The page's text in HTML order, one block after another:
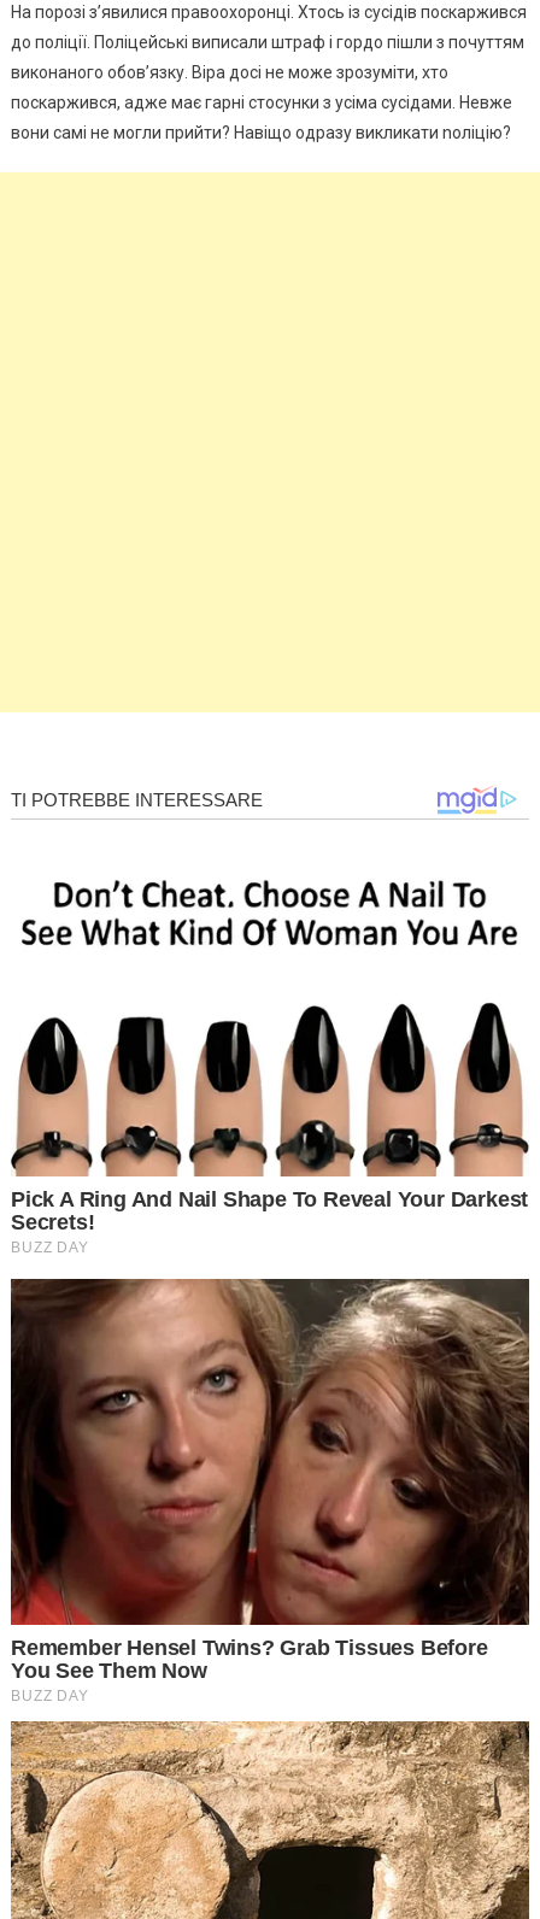
На порозі з’явилися правоохоронці. Хтось із сусідів поскаржився
до поліції. Поліцейські виписали штраф і гордо пішли з почуттям
виконаного обов’язку. Віра досі не може зрозуміти, хто
поскаржився, адже має гарні стосунки з усіма сусідами. Невже
вони самі не могли прийти? Навіщо одразу викликати nоліцію?